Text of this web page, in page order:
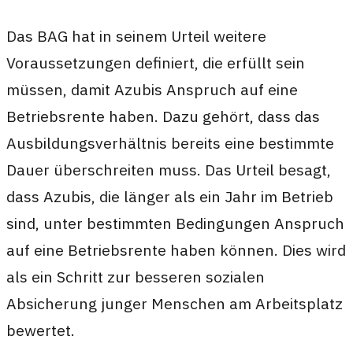
Das BAG hat in seinem Urteil weitere
Voraussetzungen definiert, die erfüllt sein
müssen, damit Azubis Anspruch auf eine
Betriebsrente haben. Dazu gehört, dass das
Ausbildungsverhältnis bereits eine bestimmte
Dauer überschreiten muss. Das Urteil besagt,
dass Azubis, die länger als ein Jahr im Betrieb
sind, unter bestimmten Bedingungen Anspruch
auf eine Betriebsrente haben können. Dies wird
als ein Schritt zur besseren sozialen
Absicherung junger Menschen am Arbeitsplatz
bewertet.